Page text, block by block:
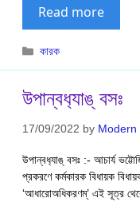
Read more
Categories
কারক
উপান্বধ‍্যাঙ্ বসঃ
17/09/2022 by Modern
উপান্বধ‍্যাঙ্ বসঃ :- আচার্য
প্রকরণে কর্মকারক বিধায়ক
‘আধারোঅধিকরণম্’ এই সূত্র